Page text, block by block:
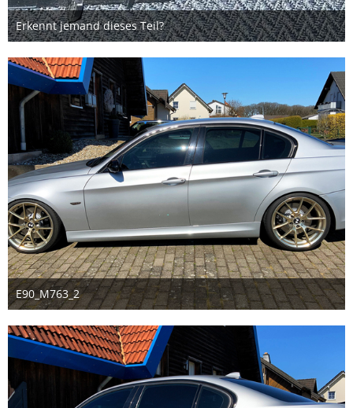
Erkennt jemand dieses Teil?
5. Mai 2023
E90_M763_2
30. März 2020